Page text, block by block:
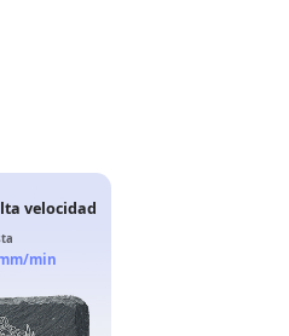
velocidad
min